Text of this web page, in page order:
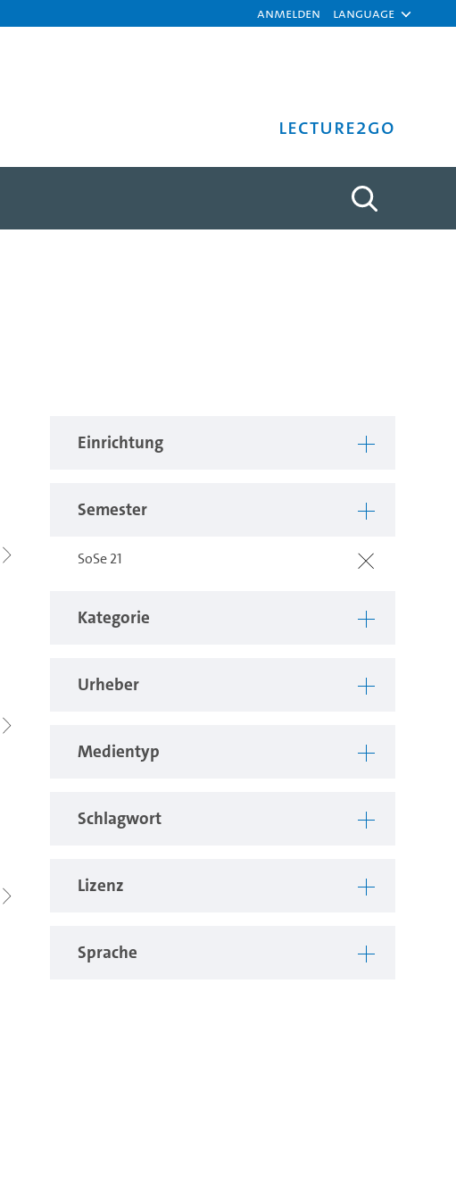
Anmelden Language
Lecture2Go
Einrichtung
Semester
SoSe 21
Kategorie
Urheber
Medientyp
Schlagwort
Lizenz
Sprache